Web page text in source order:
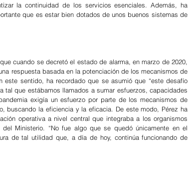
la continuidad de los servicios esenciales. Además, ha
que es estar bien dotados de unos buenos sistemas de
cuando se decretó el estado de alarma, en marzo de 2020,
respuesta basada en la potenciación de los mecanismos de
este sentido, ha recordado que se asumió que “este desafío
tal que estábamos llamados a sumar esfuerzos, capacidades
exigía un esfuerzo por parte de los mecanismos de
buscando la eficiencia y la eficacia. De este modo, Pérez ha
operativa a nivel central que integraba a los organismos
Ministerio. “No fue algo que se quedó únicamente en el
de tal utilidad que, a día de hoy, continúa funcionando de